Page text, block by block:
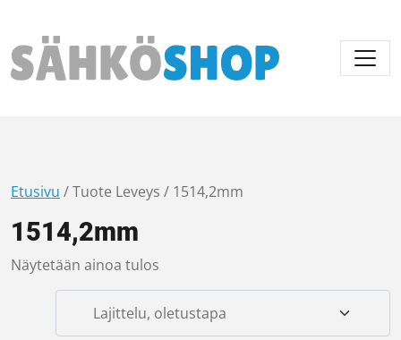
Päävalikko
Etusivu / Tuote Leveys / 1514,2mm
1514,2mm
Näytetään ainoa tulos